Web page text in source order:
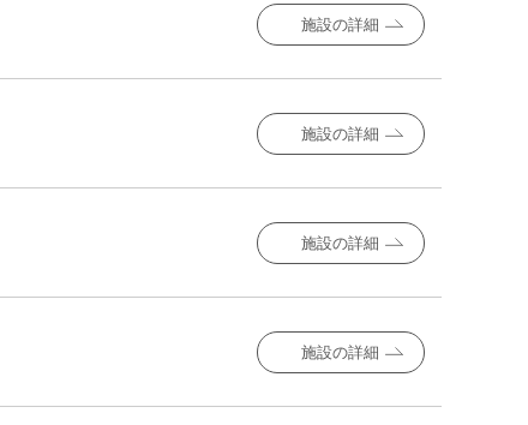
施設の詳細
施設の詳細
施設の詳細
施設の詳細